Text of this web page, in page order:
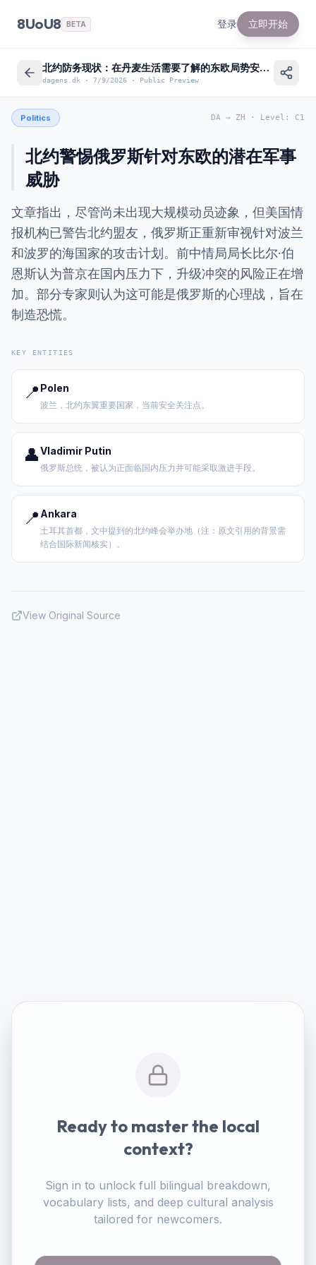
8UoU8 BETA 登录 立即开始
北约防务现状：在丹麦生活需要了解的东欧局势安全简报
dagens.dk · 7/9/2026 · Public Preview
Politics DA → ZH · Level : C1
北约警惕俄罗斯针对东欧的潜在军事
威胁
文章指出，尽管尚未出现大规模动员迹象，但美国情
报机构已警告北约盟友，俄罗斯正重新审视针对波兰
和波罗的海国家的攻击计划。前中情局局长比尔·伯
恩斯认为普京在国内压力下，升级冲突的风险正在增
加。部分专家则认为这可能是俄罗斯的心理战，旨在
制造恐慌。
KEY ENTITIES
📍 Polen
波兰，北约东翼重要国家，当前安全关注点。
👤Vladimir Putin
俄罗斯总统，被认为正面临国内压力并可能采取激进手段。
📍 Ankara
土耳其首都，文中提到的北约峰会举办地（注：原文引用的背景需
结合国际新闻核实）。
View Original Source
Ready to master the local
context?
Sign in to unlock full bilingual breakdown,
vocabulary lists, and deep cultural analysis
tailored for newcomers.